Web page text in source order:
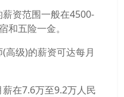
资范围一般在4500-
和五险一金。
高级)的薪资可达每月
在7.6万至9.2万人民